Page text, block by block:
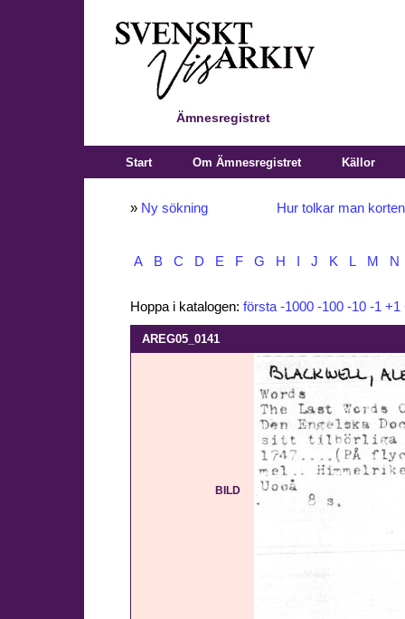
Ämnesregistret
Start Om Ämnesregistret Källor
» Ny sökning Hur tolkar man
A B C D E F G H J K L M N
Hoppa i katalogen: första -1000 -100 -10 -1 +1
AREG05_0141
BILD